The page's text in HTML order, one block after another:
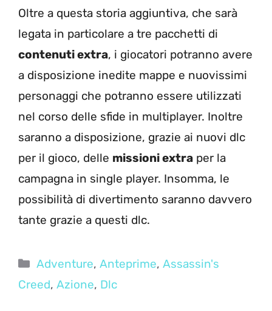
Oltre a questa storia aggiuntiva, che sarà
legata in particolare a tre pacchetti di
contenuti extra, i giocatori potranno avere
a disposizione inedite mappe e nuovissimi
personaggi che potranno essere utilizzati
nel corso delle sfide in multiplayer. Inoltre
saranno a disposizione, grazie ai nuovi dlc
per il gioco, delle missioni extra per la
campagna in single player. Insomma, le
possibilità di divertimento saranno davvero
tante grazie a questi dlc.
Categorie
Adventure,Anteprime,Assassin's
Creed, Azione, Dlc